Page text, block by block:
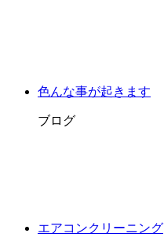
色んな事が起きます
ブログ
エアコンクリーニング